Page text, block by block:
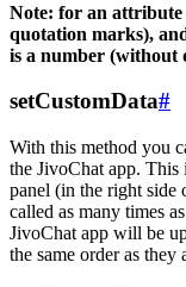
Note: for an
quotation marks),
is a number (without
setCustomData#
With this method you
the JivoChat app.
panel (in the right side
called as many times
JivoChat app will be
the same order as they